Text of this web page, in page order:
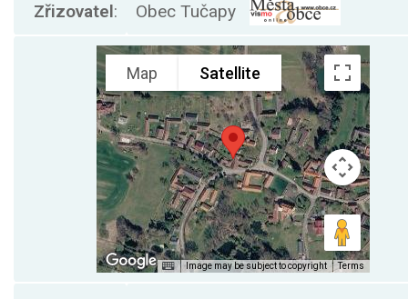
Zřizovatel: Obec Tučapy